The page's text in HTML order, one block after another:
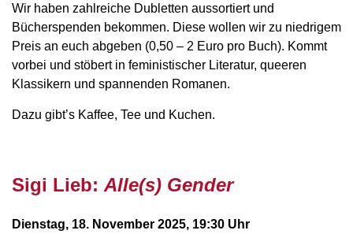
Wir haben zahlreiche Dubletten aussortiert und
Bücherspenden bekommen. Diese wollen wir zu niedrigem
Preis an euch abgeben (0,50 – 2 Euro pro Buch). Kommt
vorbei und stöbert in feministischer Literatur, queeren
Klassikern und spannenden Romanen.
Dazu gibt’s Kaffee, Tee und Kuchen.
Sigi Lieb: Alle(s) Gender
Dienstag, 18. November 2025, 19:30 Uhr